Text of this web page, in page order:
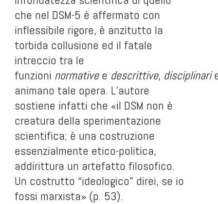
che nel DSM-5 è affermato con
inflessibile rigore, è anzitutto la
torbida collusione ed il fatale
intreccio tra le
funzioni normativee descrittive, disciplinari
animano tale opera. L’autore
sostiene infatti che «il DSM non è
creatura della sperimentazione
scientifica; è una costruzione
essenzialmente etico-politica,
addirittura un artefatto filosofico.
Un costrutto “ideologico” direi, se io
fossi marxista» (p. 53).